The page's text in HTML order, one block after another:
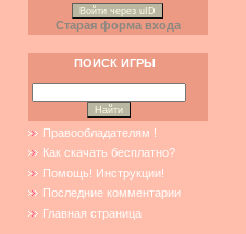
Войти через uID
Старая форма входа
ПОИСК ИГРЫ
Правообладателям !
Как скачать бесплатно?
Помощь! Инструкции!
Последние комментарии
Главная страница